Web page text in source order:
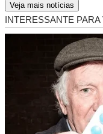
Veja mais notícias